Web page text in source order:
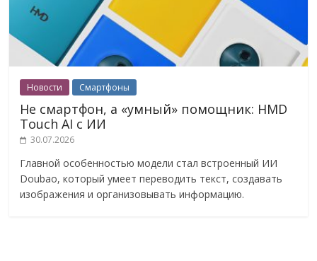
Новости Смартфоны
Не смартфон, а «умный» помощник: HMD
Touch AI с ИИ
30.07.2026
Главной особенностью модели стал встроенный ИИ
Doubao, который умеет переводить текст, создавать
изображения и организовывать информацию.